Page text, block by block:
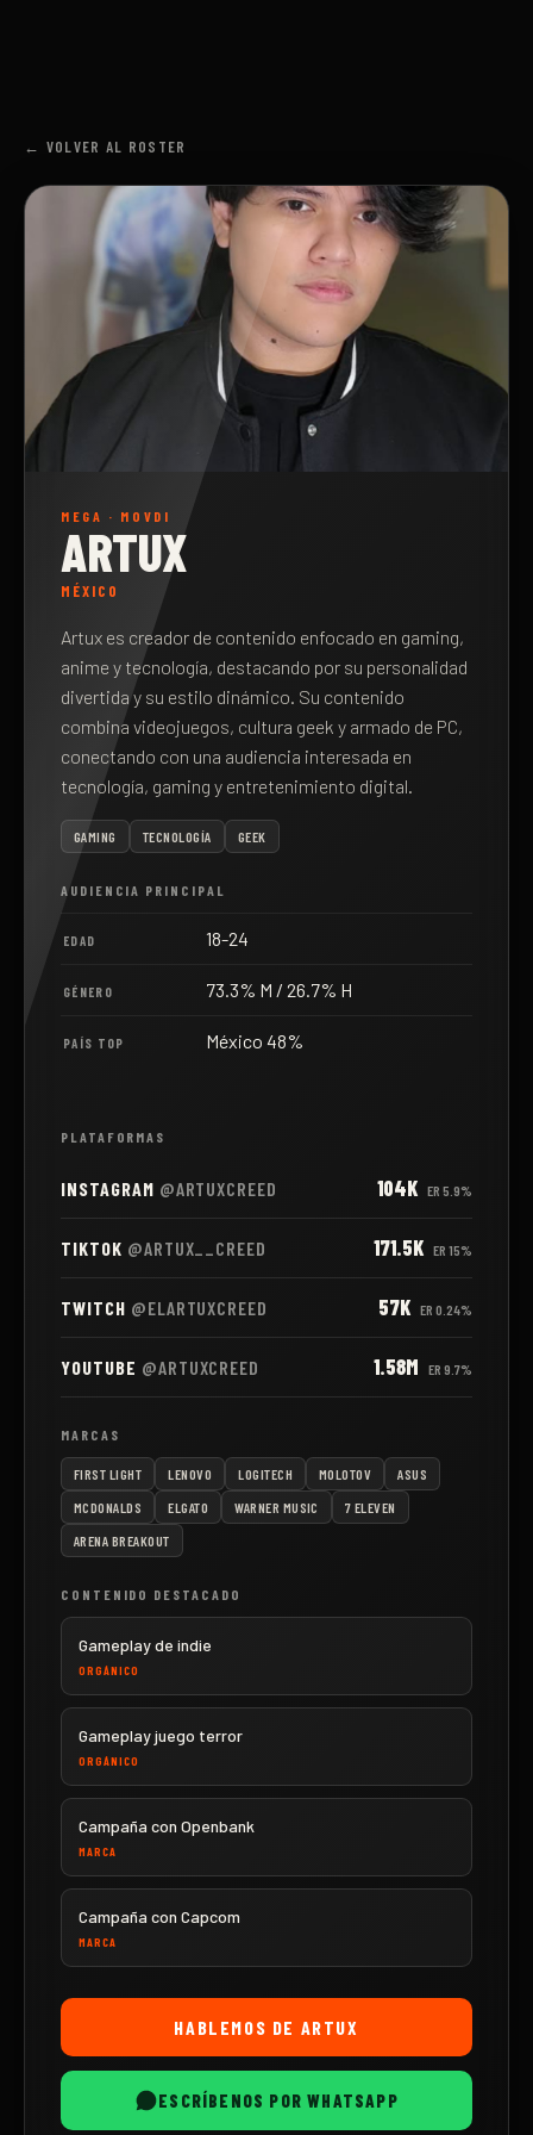
← VOLVER AL ROSTER
MEGA · MOVDI
ARTUX
MÉXICO
Artux es creador de contenido enfocado en gaming,
anime y tecnología, destacando por su personalidad
divertida y su estilo dinámico. Su contenido
combina videojuegos, cultura geek y armado de PC,
conectando con una audiencia interesada en
tecnología, gaming y entretenimiento digital.
GAMING TECNOLOGÍA GEEK
AUDIENCIA PRINCIPAL
EDAD 18-24
GÉNERO 73.3% M / 26.7% H
PAÍS TOP México 48%
PLATAFORMAS
INSTAGRAM @ARTUXCREED 104K ER 5.9%
TIKTOK @ARTUX__CREED 171.5K ER 15%
TWITCH @ELARTUXCREED 57K ER 0.24%
YOUTUBE @ARTUXCREED 1.58M ER 9.7%
MARCAS
FIRST LIGHT LENOVO LOGITECH MOLOTOV
ASUS
MCDONALDS
ELGATO WARNER MUSIC
7 ELEVEN
ARENA BREAKOUT
CONTENIDO DESTACADO
Gameplay de indie
ORGÁNICO
Gameplay juego terror
ORGÁNICO
Campaña con Openbank
MARCA
Campaña con Capcom
MARCA
HABLEMOS DE ARTUX
ESCRÍBENOS POR WHATSAPP